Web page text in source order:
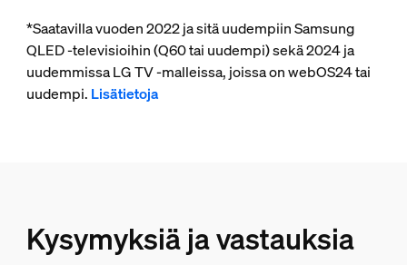
*Saatavilla vuoden 2022 ja sitä uudempiin Samsung
QLED -televisioihin (Q60 tai uudempi) sekä 2024 ja
uudemmissa LG TV -malleissa, joissa on webOS24 tai
uudempi. Lisätietoja
Kysymyksiä ja vastauksia